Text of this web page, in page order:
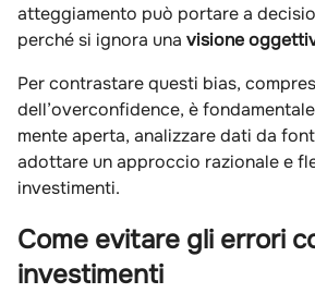
atteggiamento può portare a
perché si ignora una visione
Per contrastare questi bias,
dell’overconfidence, è
mente aperta, analizzare dati da
adottare un approccio razionale e
investimenti.
Come evitare gli errori
investimenti